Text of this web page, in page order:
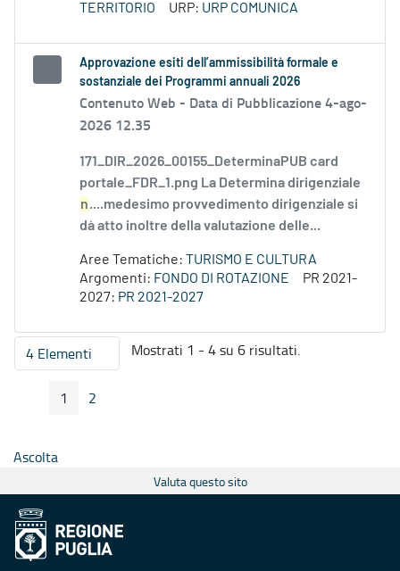
TERRITORIO
URP: URP COMUNICA
Approvazione esiti dell’ammissibilità formale e
sostanziale dei Programmi annuali 2026
Contenuto Web - Data di Pubblicazione 4-ago-
2026 12.35
171_DIR_2026_00155_DeterminaPUB card
portale_FDR_1.png La Determina dirigenziale
n....medesimo provvedimento dirigenziale si
dà atto inoltre della valutazione delle...
Aree Tematiche: TURISMO E CULTURA
Argomenti: FONDO DI ROTAZIONE
PR 2021-
2027: PR 2021-2027
4 ElementiPer pagina
Mostrati 1 - 4 su 6 risultati.
Pagina Precedente
Pagina
1 Pagina
2
Ascolta
Valuta questo sito